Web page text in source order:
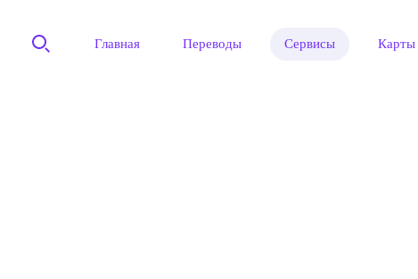
Главная Переводы Сервисы Карты